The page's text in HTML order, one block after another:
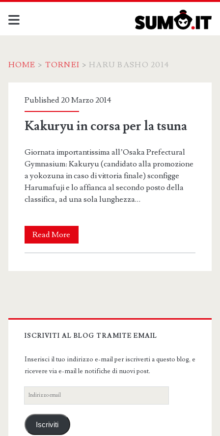
HOME > TORNEI > HARU BASHO 2014
Categoria:
<span>Haru
Basho
2014</span>
Published 20 Marzo 2014
Kakuryu in corsa per la tsuna
Giornata importantissima all’Osaka Prefectural
Gymnasium: Kakuryu (candidato alla promozione
a yokozuna in caso di vittoria finale) sconfigge
Harumafuji e lo affianca al secondo posto della
classifica, ad una sola lunghezza…
Read More
in
tsuna
Primary
Sidebar
ISCRIVITI AL BLOG TRAMITE EMAIL
Inserisci il tuo indirizzo e-mail per iscriverti a questo blog, e
ricevere via e-mail le notifiche di nuovi post.
Indirizzo
email
Iscriviti